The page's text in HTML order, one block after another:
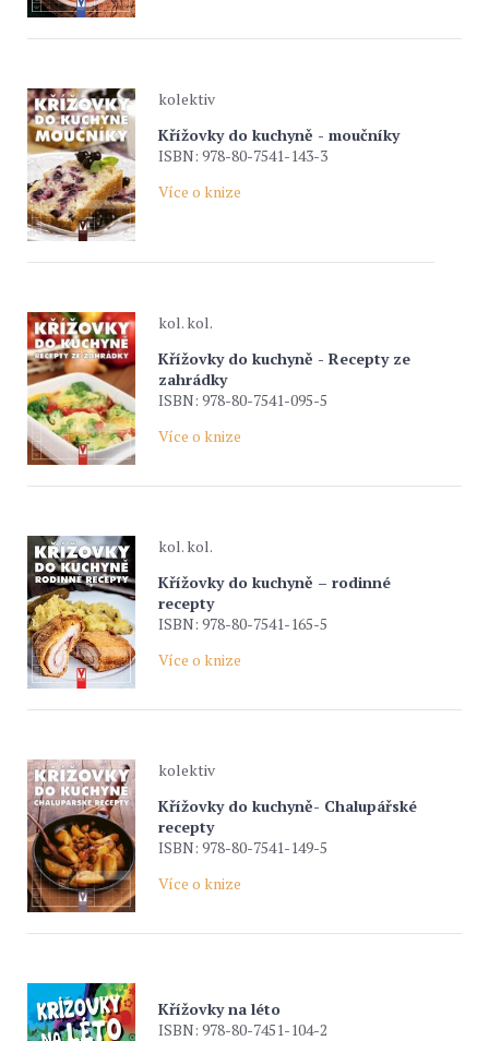
kolektiv
Křížovky do kuchyně - moučníky
ISBN: 978-80-7541-143-3
Více o knize
kol. kol.
Křížovky do kuchyně - Recepty ze
zahrádky
ISBN: 978-80-7541-095-5
Více o knize
kol. kol.
Křížovky do kuchyně – rodinné
recepty
ISBN: 978-80-7541-165-5
Více o knize
kolektiv
Křížovky do kuchyně- Chalupářské
recepty
ISBN: 978-80-7541-149-5
Více o knize
Křížovky na léto
ISBN: 978-80-7451-104-2